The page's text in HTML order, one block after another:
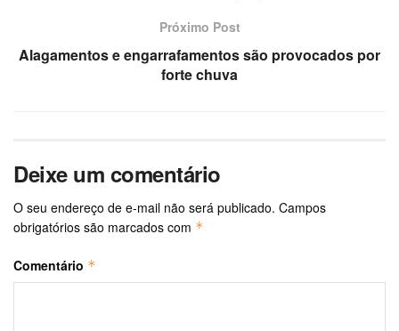
Próximo Post
Alagamentos e engarrafamentos são provocados por
forte chuva
Deixe um comentário
O seu endereço de e-mail não será publicado. Campos
obrigatórios são marcados com *
Comentário *